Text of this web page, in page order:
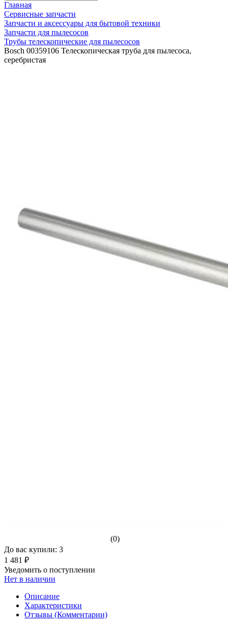
Главная
Сервисные запчасти
Запчасти и аксессуары для бытовой техники
Запчасти для пылесосов
Трубы телескопические для пылесосов
Bosch 00359106 Телескопическая труба для пылесоса,
серебристая
(0)
До вас купили: 3
1 481 ₽
Уведомить о поступлении
Нет в наличии
Описание
Характеристики
Отзывы (Комментарии)